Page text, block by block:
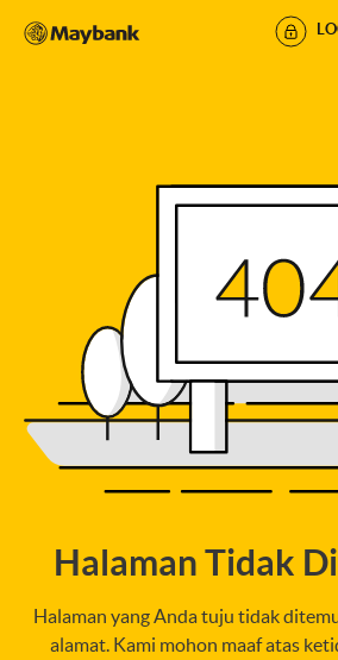
Halaman Tidak
Halaman yang Anda tuju tidak
alamat. Kami mohon maaf atas